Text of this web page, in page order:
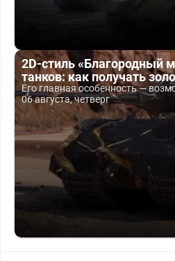
2D-стиль «Благородный
танков: как получать
Его главная особенность —
06 августа, четверг